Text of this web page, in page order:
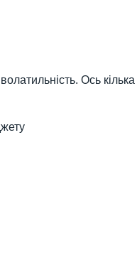
волатильність. Ось